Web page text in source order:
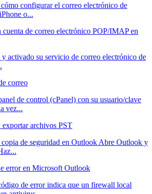
configurar el correo electrónico de
o...
de correo electrónico POP/IMAP en
activado su servicio de correo electrónico de
correo
de control (cPanel) con su usuario/clave
vez...
archivos PST
de seguridad en Outlook Abre Outlook y
error en Microsoft Outlook
de error indica que un firewall local